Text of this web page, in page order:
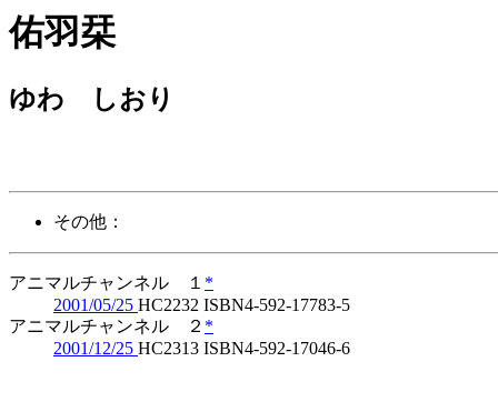
佑羽栞
ゆわ しおり
その他：
アニマルチャンネル １ *
2001/05/25 HC2232 ISBN4-592-17783-5
アニマルチャンネル ２ *
2001/12/25 HC2313 ISBN4-592-17046-6